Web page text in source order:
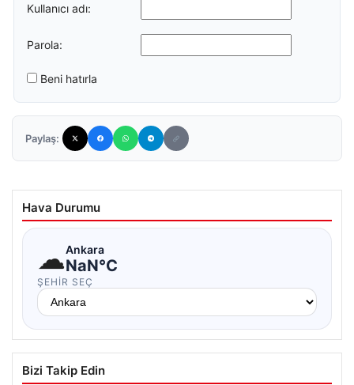
Kullanıcı adı:
Parola:
Beni hatırla
Paylaş:
Hava Durumu
☁Ankara
NaN°C
ŞEHIR SEÇ
Bizi Takip Edin